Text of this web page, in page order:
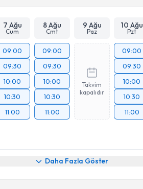
7 Ağu
Cum
8 Ağu
Cmt
9 Ağu
Paz
10 Ağu
Pzt
09:00
09:30
10:00
10:30
11:00
09:00
09:30
10:00
10:30
11:00
Takvim
kapalıdır
09:00
09:30
10:00
10:30
11:00
Daha Fazla Göster